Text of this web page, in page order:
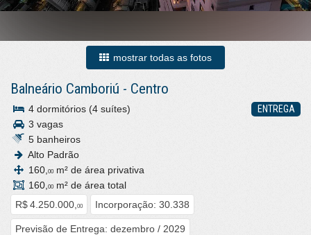
mostrar todas as fotos
Balneário Camboriú - Centro
ENTREGA
4 dormitórios (4 suítes)
3 vagas
5 banheiros
Alto Padrão
160, 00 m² de área privativa
160, 00 m² de área total
R$ 4.250.000, 00 Incorporação: 30.338
Previsão de Entrega: dezembro / 2029